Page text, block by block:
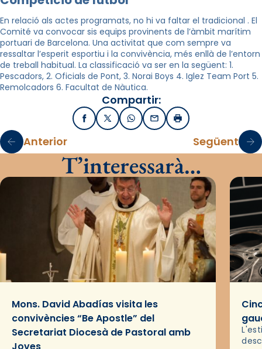
En relació als actes programats, no hi va faltar el tradicional . El
Comité va convocar sis equips provinents de l’àmbit marítim
portuari de Barcelona. Una activitat que com sempre va
ressaltar l’esperit esportiu i la convivència, més enllà de l’entorn
de treball habitual. La classificació va ser en la següent: 1.
Pescadors, 2. Oficials de Pont, 3. Norai Boys 4. Iglez Team Port 5.
Remolcadors 6. Facultat de Nàutica.
Compartir:
FacebookX / TwitterWhatsApp
EmailImprimir
Anterior Següent
T’interessarà…
Mons. David Abadías visita les
convivències “Be Apostle” del
Secretariat Diocesà de Pastoral amb
Joves